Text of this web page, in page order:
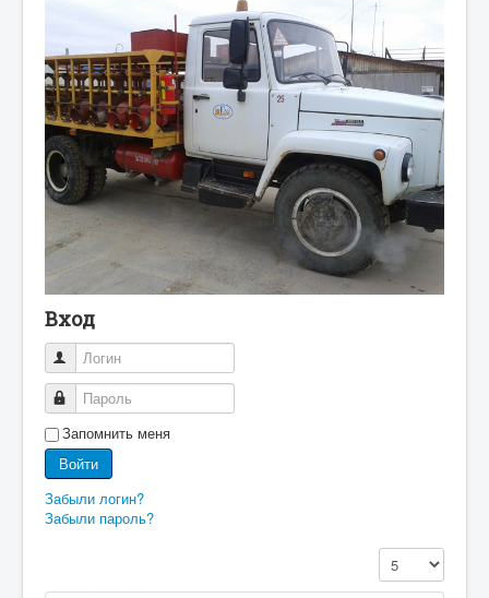
Вход
Логин
Пароль
Запомнить меня
Войти
Забыли логин?
Забыли пароль?
Кол-во строк: